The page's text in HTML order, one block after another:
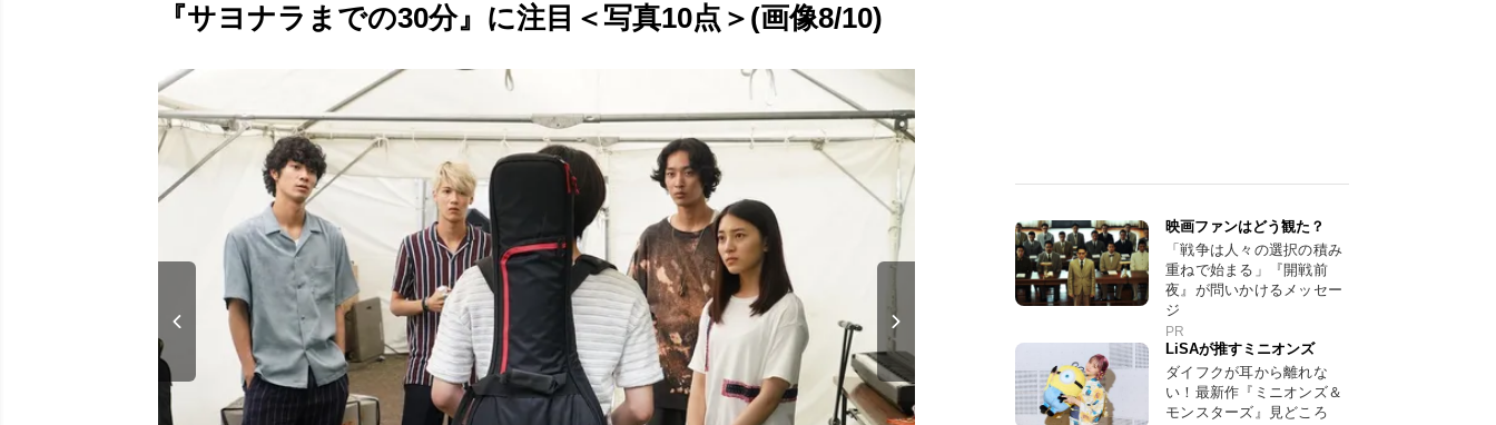
『サヨナラまでの30分』に注目＜写真10点＞(画像8/10)
映画ファンはどう観た？
「戦争は人々の選択の積み
重ねで始まる」『開戦前
夜』が問いかけるメッセー
ジ
PR
LiSAが推すミニオンズ
ダイフクが耳から離れな
い！最新作『ミニオンズ＆
モンスターズ』見どころ